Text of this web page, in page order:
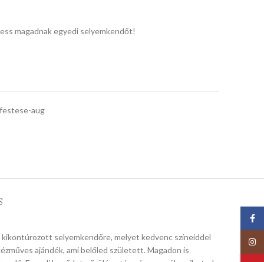
magadnak egyedi selyemkendőt!
aug
selyemkendőre, melyet kedvenc színeiddel
ajándék, ami belőled született. Magadon is